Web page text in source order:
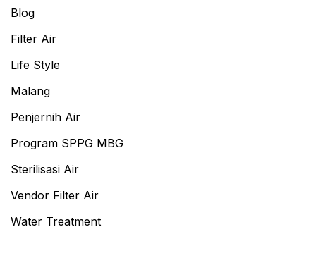
Blog
Filter Air
Life Style
Malang
Penjernih Air
Program SPPG MBG
Sterilisasi Air
Vendor Filter Air
Water Treatment